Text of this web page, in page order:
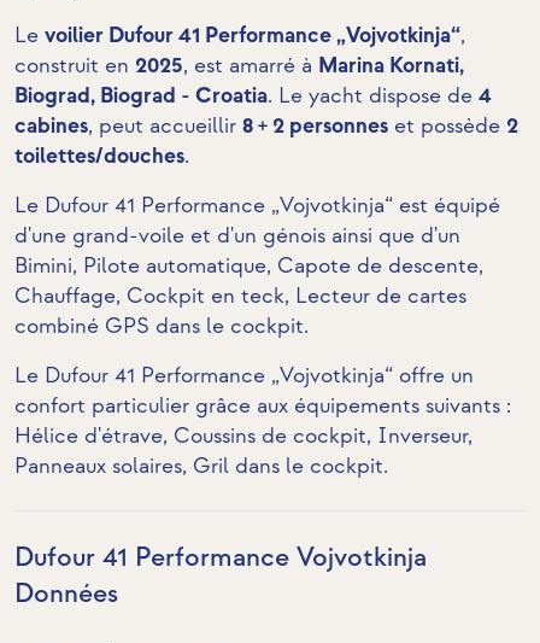
Le voilier Dufour 41 Performance „Vojvotkinja“,
construit en 2025, est amarré à Marina Kornati,
Biograd, Biograd - Croatia. Le yacht dispose de 4
cabines, peut accueillir 8 + 2 personnes et possède 2
toilettes/douches.
Le Dufour 41 Performance „Vojvotkinja“ est équipé
d'une grand-voile et d'un génois ainsi que d'un
Bimini, Pilote automatique, Capote de descente,
Chauffage, Cockpit en teck, Lecteur de cartes
combiné GPS dans le cockpit.
Le Dufour 41 Performance „Vojvotkinja“ offre un
confort particulier grâce aux équipements suivants :
Hélice d'étrave, Coussins de cockpit, Inverseur,
Panneaux solaires, Gril dans le cockpit.
Dufour 41 Performance Vojvotkinja
Données